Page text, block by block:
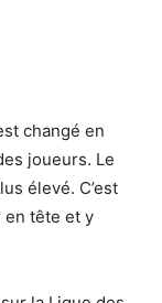
changé en
joueurs. Le
élevé. C’est
en tête et y